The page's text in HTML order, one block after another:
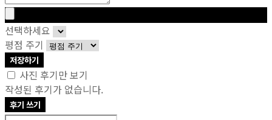
선택하세요
평점 주기
저장하기
사진 후기만 보기
작성된 후기가 없습니다.
후기 쓰기